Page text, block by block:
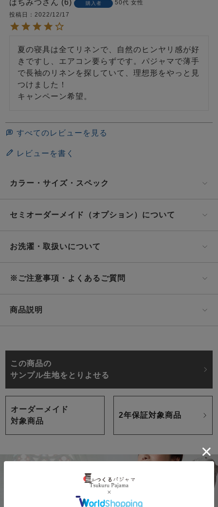
はちみつ 6 購入者 50代 女性
投稿日
2022/12/17
夏の寝具は全てリネンで、自然のヒンヤリ感が好
きですし、エアコン要らずです。パジャマで薄手
で長袖のリネンを探していて、理想形をやっと見
つけました！
キャンペーン希望。
すべてのレビューを見る
レビューを書く
カラー・サイズ・スペック
セミオーダーメイド（オプション）について
お洗濯・取扱いについて
※ご注意事項・よくあるご質問
商品説明
この商品の
サンプル生地をとりよせる
オーダーメイド
対象商品
2年保証対象商品